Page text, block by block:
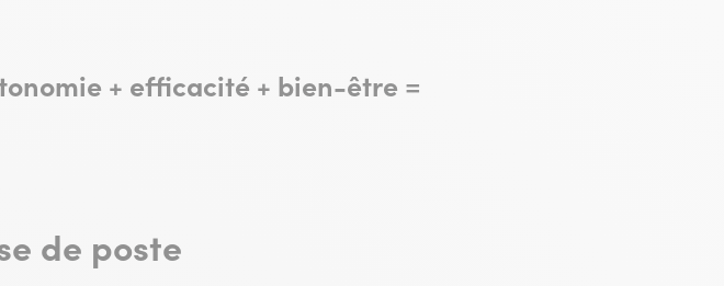
+ efficacité + bien-être =
de poste